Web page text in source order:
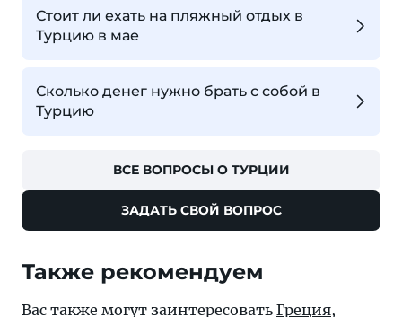
Стоит ли ехать на пляжный отдых в
Турцию в мае
Сколько денег нужно брать с собой в
Турцию
ВСЕ ВОПРОСЫ О ТУРЦИИ
ЗАДАТЬ СВОЙ ВОПРОС
Также рекомендуем
Вас также могут заинтересовать Греция,